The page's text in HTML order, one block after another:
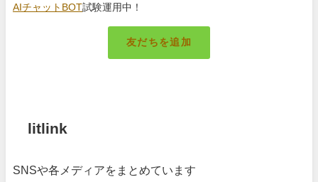
AIチャットBOT試験運用中！
友だちを追加
litlink
SNSや各メディアをまとめています